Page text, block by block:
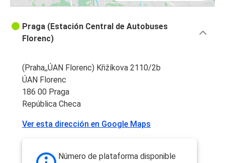
Praga (Estación Central de Autobuses
Florenc)
(Praha,,ÚAN Florenc) Křižíkova 2110/2b
ÚAN Florenc
186 00 Praga
República Checa
Ver esta dirección en Google Maps
Número de plataforma disponible